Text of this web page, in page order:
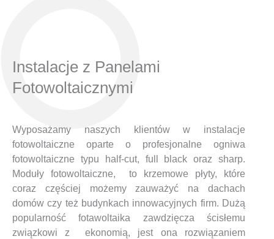
Instalacje z Panelami
Fotowoltaicznymi
Wyposażamy naszych klientów w instalacje
fotowoltaiczne oparte o profesjonalne ogniwa
fotowoltaiczne typu half-cut, full black oraz sharp.
Moduły fotowoltaiczne, to krzemowe płyty, które
coraz częściej możemy zauważyć na dachach
domów czy też budynkach innowacyjnych firm. Dużą
popularność fotawoltaika zawdzięcza ścisłemu
związkowi z ekonomią, jest ona rozwiązaniem